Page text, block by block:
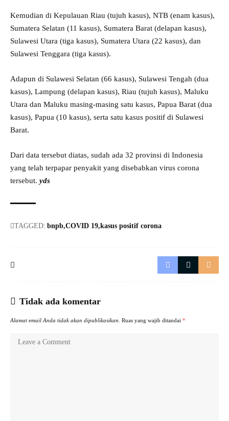
Kemudian di Kepulauan Riau (tujuh kasus), NTB (enam kasus),
Sumatera Selatan (11 kasus), Sumatera Barat (delapan kasus),
Sulawesi Utara (tiga kasus), Sumatera Utara (22 kasus), dan
Sulawesi Tenggara (tiga kasus).
Adapun di Sulawesi Selatan (66 kasus), Sulawesi Tengah (dua
kasus), Lampung (delapan kasus), Riau (tujuh kasus), Maluku
Utara dan Maluku masing-masing satu kasus, Papua Barat (dua
kasus), Papua (10 kasus), serta satu kasus positif di Sulawesi
Barat.
Dari data tersebut diatas, sudah ada 32 provinsi di Indonesia
yang telah terpapar penyakit yang disebabkan virus corona
tersebut. yds
TAGGED: bnpb COVID 19 kasus positif corona
Tidak ada komentar
Alamat email Anda tidak akan dipublikasikan. Ruas yang wajib ditandai *